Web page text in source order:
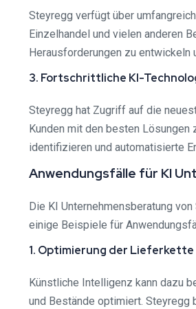
Steyregg verfügt über
Einzelhandel und vielen anderen
Herausforderungen zu entwickeln
3. Fortschrittliche KI-
Steyregg hat Zugriff auf die
Kunden mit den besten
identifizieren und automatisierte
Anwendungsfälle für KI
Die KI Unternehmensberatung
einige Beispiele für
1. Optimierung der Lieferkette
Künstliche Intelligenz kann dazu
und Bestände optimiert. Steyregg